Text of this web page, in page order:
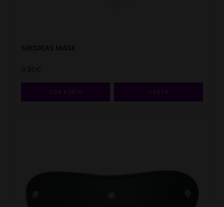
9.90€
LISA KORVI VAATA